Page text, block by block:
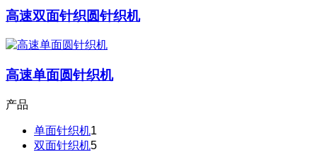
高速双面针织圆针织机
高速单面圆针织机
产品
单面针织机1
双面针织机5